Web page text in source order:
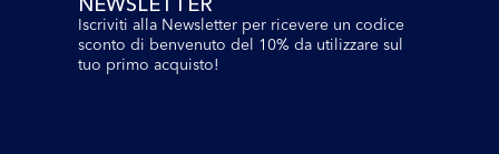
Iscriviti alla Newsletter per ricevere un codice
sconto di benvenuto del 10% da utilizzare sul
tuo primo acquisto!